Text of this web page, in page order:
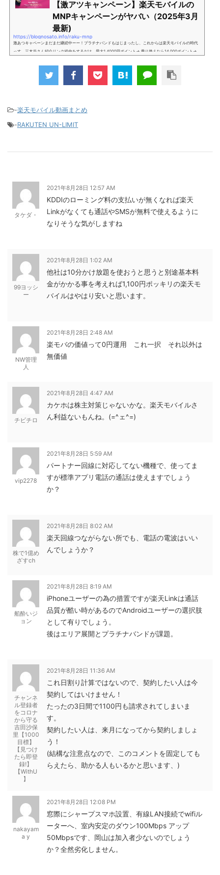
【激アツキャンペーン】楽天モバイルの
MNPキャンペーンがヤバい（2025年3月
最新)
https://blognosato.info/raku-mnp
激あつキャペーンまだまだ継続中ーー！プラチナバンドもはじまったし、これからは楽天モバイルの時代
っす。三木谷さん紹介リンク経由をするだけ。最大1,4000円ポイント→ 乗り換えなら14,000ポイント→
け」とも思えるポイントばら撒きキャンペーンを発動してきました。■キャンペーン概要三木谷社長の特
別招待ページから楽天モバイ...
-楽天モバイル動画まとめ
-RAKUTEN UN-LIMIT
タケダ・
2021年8月28日 12:57 AM
KDDIのローミング料の支払いが無くなれば楽天
Linkがなくても通話やSMSが無料で使えるように
なりそうな気がしますね
99ヨッシ
ー
2021年8月28日 1:02 AM
他社は10分かけ放題を使おうと思うと別途基本料
金がかかる事を考えれば1,100円ポッキリの楽天モ
バイルはやはり安いと思います。
NW管理
人
2021年8月28日 2:48 AM
楽モバの価値って0円運用 これ一択 それ以外は
無価値
チビチロ
2021年8月28日 4:47 AM
カケホは株主対策じゃないかな。楽天モバイルさ
ん利益ないもんね。(=^ェ^=)
vip2278
2021年8月28日 5:59 AM
パートナー回線に対応してない機種で、使ってま
すが標準アプリ電話の通話は使えますでしょう
か？
株で1億め
ざすch
2021年8月28日 8:02 AM
楽天回線つながらない所でも、電話の電波はいい
んでしょうか？
船酔いジ
ョン
2021年8月28日 8:19 AM
iPhoneユーザーの為の措置ですが楽天Linkは通話
品質が酷い時があるのでAndroidユーザーの選択肢
として有りでしょう。
後はエリア展開とプラチナバンドが課題。
チャンネ
ル登録者
をコロナ
から守る
吉田沙保
里【1000
目標】
【見つけ
たら即登
録!】
【WithU
】
2021年8月28日 11:36 AM
これ日割り計算ではないので、契約したい人は今
契約してはいけません！
たったの3日間で1100円も請求されてしまいま
す。
契約したい人は、来月になってから契約しましょ
う！
(結構な注意点なので、このコメントを固定しても
らえたら、助かる人もいるかと思います、)
nakayam
a y
2021年8月28日 12:08 PM
窓際にシャープスマホ設置、有線LAN接続でwifiル
ーターへ、室内安定のダウン100Mbps アップ
50Mbpsです、岡山は加入者少ないのでしょう
か？全然劣化しません。